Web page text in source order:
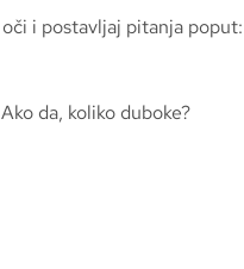
i postavljaj pitanja poput:
da, koliko duboke?